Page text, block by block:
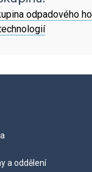
informace
ÚCHP
odpadového
a oddělení